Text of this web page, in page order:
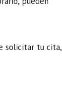
solicitar tu cita,